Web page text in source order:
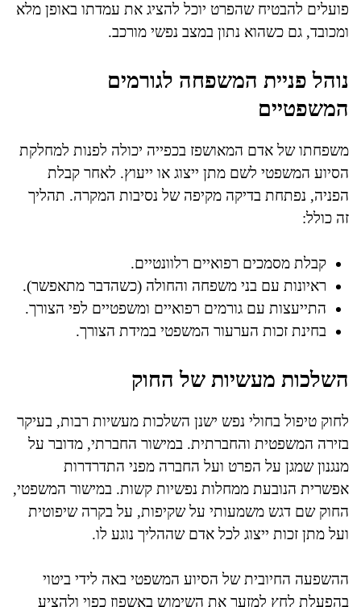
פועלים להבטיח שהפרט יוכל להציג את עמדתו באופן מלא
ומכובד, גם כשהוא נתון במצב נפשי מורכב.
נוהל פניית המשפחה לגורמים
המשפטיים
משפחתו של אדם המאושפז בכפייה יכולה לפנות למחלקת
הסיוע המשפטי לשם מתן ייצוג או ייעוץ. לאחר קבלת
הפניה, נפתחת בדיקה מקיפה של נסיבות המקרה. תהליך
זה כולל:
קבלת מסמכים רפואיים רלוונטיים.
ראיונות עם בני משפחה והחולה (כשהדבר מתאפשר).
התייעצות עם גורמים רפואיים ומשפטיים לפי הצורך.
בחינת זכות הערעור המשפטי במידת הצורך.
השלכות מעשיות של החוק
לחוק טיפול בחולי נפש ישנן השלכות מעשיות רבות, בעיקר
בזירה המשפטית והחברתית. במישור החברתי, מדובר על
מנגנון שמגן על הפרט ועל החברה מפני התדרדרות
אפשרית הנובעת ממחלות נפשיות קשות. במישור המשפטי,
החוק שם דגש משמעותי על שקיפות, על בקרה שיפוטית
ועל מתן זכות ייצוג לכל אדם שההליך נוגע לו.
ההשפעה החיובית של הסיוע המשפטי באה לידי ביטוי
בהפעלת לחץ למזער את השימוש באשפוז כפוי ולהציע